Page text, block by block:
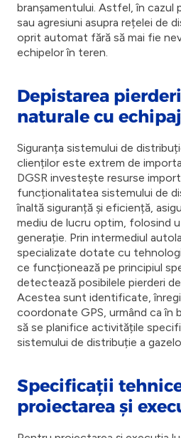
branșamentului. Astfel, în cazul
sau agresiuni asupra rețelei de
oprit automat fără să mai fie
echipelor în teren.
Depistarea
naturale cu
Siguranța sistemului de
clienților este extrem de
DGSR investește resurse
funcționalitatea sistemului de
înaltă siguranță și eficiență,
mediu de lucru optim, folosind
generație. Prin intermediul
specializate dotate cu
ce funcționează pe principiul
detectează posibilele pierderi
Acestea sunt identificate,
coordonate GPS, urmând ca în
să se planifice activitățile
sistemului de distribuție a
Specificații
proiectarea și